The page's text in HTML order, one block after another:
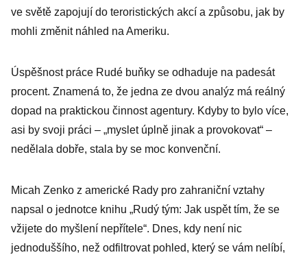
ve světě zapojují do teroristických akcí a způsobu, jak by
mohli změnit náhled na Ameriku.
Úspěšnost práce Rudé buňky se odhaduje na padesát
procent. Znamená to, že jedna ze dvou analýz má reálný
dopad na praktickou činnost agentury. Kdyby to bylo více,
asi by svoji práci – „myslet úplně jinak a provokovat“ –
nedělala dobře, stala by se moc konvenční.
Micah Zenko z americké Rady pro zahraniční vztahy
napsal o jednotce knihu „Rudý tým: Jak uspět tím, že se
vžijete do myšlení nepřítele“. Dnes, kdy není nic
jednoduššího, než odfiltrovat pohled, který se vám nelíbí,